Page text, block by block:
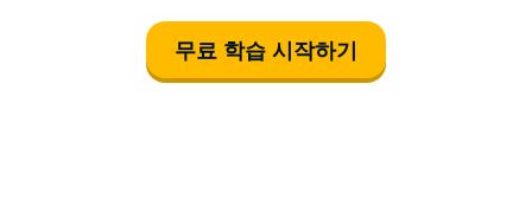
무료 학습 시작하기